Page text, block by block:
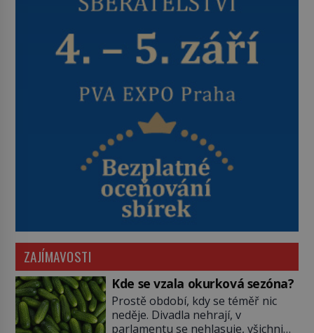
ZAJÍMAVOSTI
Kde se vzala okurková sezóna?
Prostě období, kdy se téměř nic
neděje. Divadla nehrají, v
parlamentu se nehlasuje, všichni